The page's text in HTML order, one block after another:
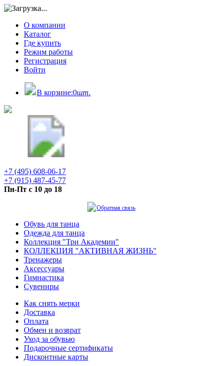
О компании
Каталог
Где купить
Режим работы
Регистрация
Войти
В корзине:0шт.
+7 (495) 608-06-17
+7 (915) 487-45-77
Пн-Пт с 10 до 18
Обратная связь
Обувь для танца
Одежда для танца
Коллекция "Три Академии"
КОЛЛЕКЦИЯ "АКТИВНАЯ ЖИЗНЬ"
Тренажеры
Аксессуары
Гимнастика
Сувениры
Как снять мерки
Доставка
Оплата
Обмен и возврат
Уход за обувью
Подарочные сертификаты
Дисконтные карты